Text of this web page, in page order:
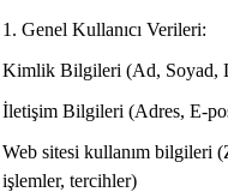
1. Genel Kullanıcı Verileri:
Kimlik Bilgileri (Ad, Soyad,
İletişim Bilgileri (Adres, E-
Web sitesi kullanım bilgileri
işlemler, tercihler)